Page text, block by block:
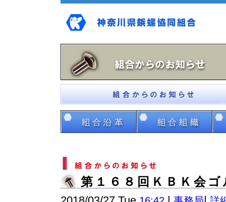
第１６８回ＫＢＫ会